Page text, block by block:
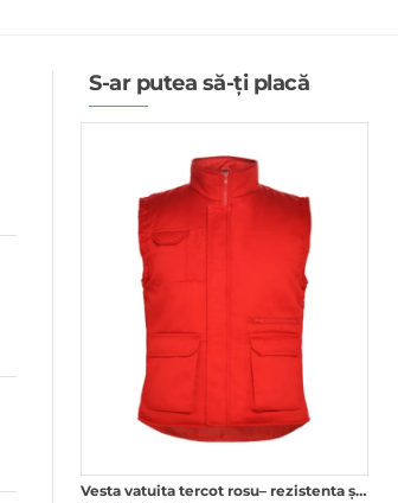
S-ar putea să-ți placă
Vesta vatuita tercot rosu– rezistenta și confortabila